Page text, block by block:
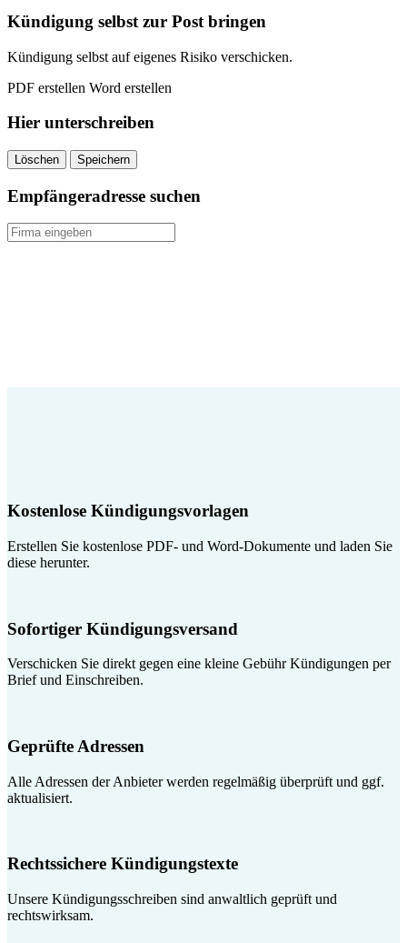
quantity
Kündigung selbst zur Post bringen
Kündigung selbst auf eigenes Risiko verschicken.
PDF erstellen Word erstellen
Hier unterschreiben
Löschen Speichern
Empfängeradresse suchen
Kostenlose Kündigungsvorlagen
Erstellen Sie kostenlose PDF- und Word-Dokumente und laden Sie
diese herunter.
Sofortiger Kündigungsversand
Verschicken Sie direkt gegen eine kleine Gebühr Kündigungen per
Brief und Einschreiben.
Geprüfte Adressen
Alle Adressen der Anbieter werden regelmäßig überprüft und ggf.
aktualisiert.
Rechtssichere Kündigungstexte
Unsere Kündigungsschreiben sind anwaltlich geprüft und
rechtswirksam.